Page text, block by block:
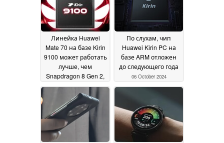
Линейка Huawei
Mate 70 на базе Kirin
9100 может работать
лучше, чем
Snapdragon 8 Gen 2,
несмотря на
повышение цен на
SoC08 October 2024
По слухам, чип
Huawei Kirin PC на
базе ARM отложен
до следующего года
06 October 2024